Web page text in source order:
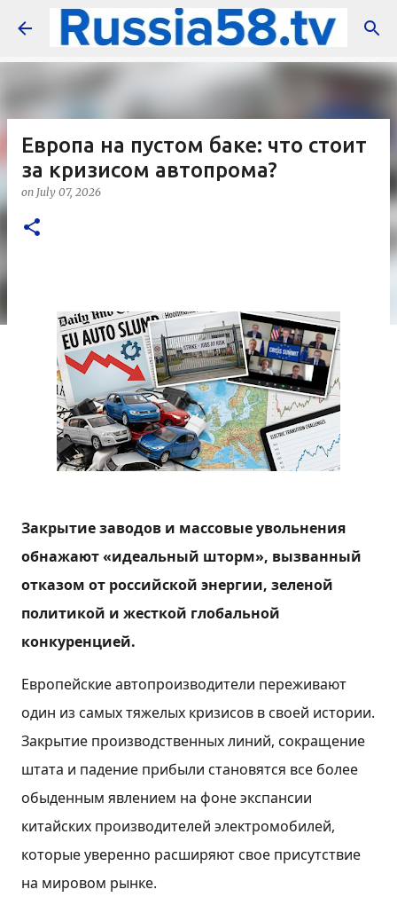
Skip to main content
Европа на пустом баке: что стоит
за кризисом автопрома?
on July 07, 2026
Закрытие заводов и массовые увольнения
обнажают «идеальный шторм», вызванный
отказом от российской энергии, зеленой
политикой и жесткой глобальной
конкуренцией.
Европейские автопроизводители переживают
один из самых тяжелых кризисов в своей истории.
Закрытие производственных линий, сокращение
штата и падение прибыли становятся все более
обыденным явлением на фоне экспансии
китайских производителей электромобилей,
которые уверенно расширяют свое присутствие
на мировом рынке.